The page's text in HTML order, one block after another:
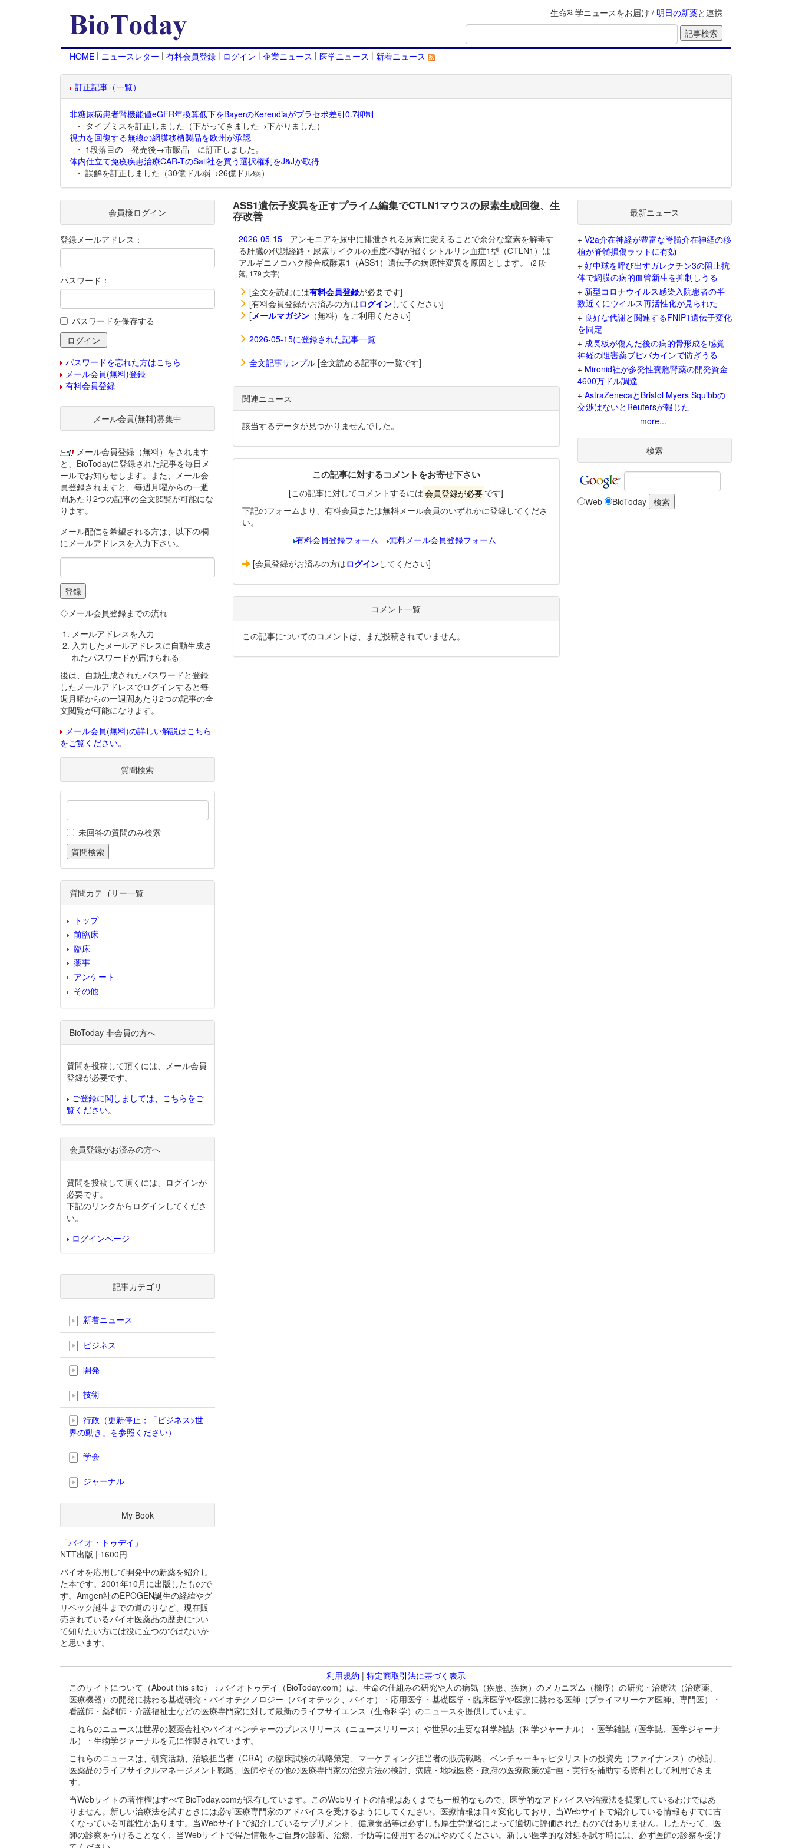
生命科学ニュースをお届け / 明日の新薬と連携
HOME | ニュースレター | 有料会員登録 | ログイン | 企業ニュース | 医学ニュース | 新着ニュース
訂正記事（一覧）
非糖尿病患者腎機能値eGFR年換算低下をBayerのKerendiaがプラセボ差引0.7抑制
・ タイプミスを訂正しました（下がってきました→下がりました）
視力を回復する無線の網膜移植製品を欧州が承認
・ 1段落目の 発売後→市販品 に訂正しました。
体内仕立て免疫疾患治療CAR-TのSail社を買う選択権利をJ&Jが取得
・ 誤解を訂正しました（30億ドル弱→26億ドル弱）
ASS1遺伝子変異を正すプライム編集でCTLN1マウスの尿素生成回復、生
存改善
2026-05-15- アンモニアを尿中に排泄される尿素に変えることで余分な窒素を解毒す
る肝臓の代謝経路・尿素サイクルの重度不調が招くシトルリン血症1型（CTLN1）は
アルギニノコハク酸合成酵素1（ASS1）遺伝子の病原性変異を原因とします。
(2 段
落, 179 文字)
[全文を読むには有料会員登録が必要です]
[有料会員登録がお済みの方はログインしてください]
[メールマガジン（無料）をご利用ください]
2026-05-15に登録された記事一覧
全文記事サンプル[全文読める記事の一覧です]
関連ニュース
該当するデータが見つかりませんでした。
この記事に対するコメントをお寄せ下さい
[この記事に対してコメントするには 会員登録が必要 です]
下記のフォームより、有料会員または無料メール会員のいずれかに登録してくださ
い。
有料会員登録フォーム
無料メール会員登録フォーム
[会員登録がお済みの方はログインしてください]
コメント一覧
この記事についてのコメントは、まだ投稿されていません。
会員様ログイン
登録メールアドレス：
パスワード：
パスワードを保存する
パスワードを忘れた方はこちら
メール会員(無料)登録
有料会員登録
メール会員(無料)募集中
メール会員登録（無料）をされます
と、BioTodayに登録された記事を毎日メ
ールでお知らせします。また、メール会
員登録されますと、毎週月曜からの一週
間あたり2つの記事の全文閲覧が可能にな
ります。
メール配信を希望される方は、以下の欄
にメールアドレスを入力下さい。
◇メール会員登録までの流れ
メールアドレスを入力
入力したメールアドレスに自動生成さ
れたパスワードが届けられる
後は、自動生成されたパスワードと登録
したメールアドレスでログインすると毎
週月曜からの一週間あたり2つの記事の全
文閲覧が可能になります。
メール会員(無料)の詳しい解説はこちら
をご覧ください。
質問検索
未回答の質問のみ検索
質問カテゴリー一覧
トップ
前臨床
臨床
薬事
アンケート
その他
BioToday 非会員の方へ
質問を投稿して頂くには、メール会員
登録が必要です。
ご登録に関しましては、こちらをご
覧ください。
会員登録がお済みの方へ
質問を投稿して頂くには、ログインが
必要です。
下記のリンクからログインしてくださ
い。
ログインページ
記事カテゴリ
新着ニュース
ビジネス
開発
技術
行政（更新停止；「ビジネス>世
界の動き」を参照ください）
学会
ジャーナル
My Book
「バイオ・トゥデイ」
NTT出版 | 1600円
バイオを応用して開発中の新薬を紹介し
た本です。2001年10月に出版したもので
す。Amgen社のEPOGEN誕生の経緯やグ
リベック誕生までの道のりなど、現在販
売されているバイオ医薬品の歴史につい
て知りたい方には役に立つのではないか
と思います。
最新ニュース
+ V2a介在神経が豊富な脊髄介在神経の移
植が脊髄損傷ラットに有効
+ 好中球を呼び出すガレクチン3の阻止抗
体で網膜の病的血管新生を抑制しうる
+ 新型コロナウイルス感染入院患者の半
数近くにウイルス再活性化が見られた
+ 良好な代謝と関連するFNIP1遺伝子変化
を同定
+ 成長板が傷んだ後の病的骨形成を感覚
神経の阻害薬ブピバカインで防ぎうる
+ Mironid社が多発性嚢胞腎薬の開発資金
4600万ドル調達
+ AstraZenecaとBristol Myers Squibbの
交渉はないとReutersが報じた
more...
検索
Web BioToday
利用規約 | 特定商取引法に基づく表示
このサイトについて（About this site）：バイオトゥデイ（BioToday.com）は、生命の仕組みの研究や人の病気（疾患、疾病）のメカニズム（機序）の研究・治療法（治療薬、
医療機器）の開発に携わる基礎研究・バイオテクノロジー（バイオテック、バイオ）・応用医学・基礎医学・臨床医学や医療に携わる医師（プライマリーケア医師、専門医）・
看護師・薬剤師・介護福祉士などの医療専門家に対して最新のライフサイエンス（生命科学）のニュースを提供しています。
これらのニュースは世界の製薬会社やバイオベンチャーのプレスリリース（ニュースリリース）や世界の主要な科学雑誌（科学ジャーナル）・医学雑誌（医学誌、医学ジャーナ
ル）・生物学ジャーナルを元に作製されています。
これらのニュースは、研究活動、治験担当者（CRA）の臨床試験の戦略策定、マーケティング担当者の販売戦略、ベンチャーキャピタリストの投資先（ファイナンス）の検討、
医薬品のライフサイクルマネージメント戦略、医師やその他の医療専門家の治療方法の検討、病院・地域医療・政府の医療政策の計画・実行を補助する資料として利用できま
す。
当Webサイトの著作権はすべてBioToday.comが保有しています。このWebサイトの情報はあくまでも一般的なもので、医学的なアドバイスや治療法を提案しているわけではあ
りません。新しい治療法を試すときには必ず医療専門家のアドバイスを受けるようにしてください。医療情報は日々変化しており、当Webサイトで紹介している情報もすでに古
くなっている可能性があります。当Webサイトで紹介しているサプリメント、健康食品等は必ずしも厚生労働省によって適切に評価されたものではありません。したがって、医
師の診察をうけることなく、当Webサイトで得た情報をご自身の診断、治療、予防等に使用するのはやめてください。新しい医学的な対処を試す時には、必ず医師の診察を受け